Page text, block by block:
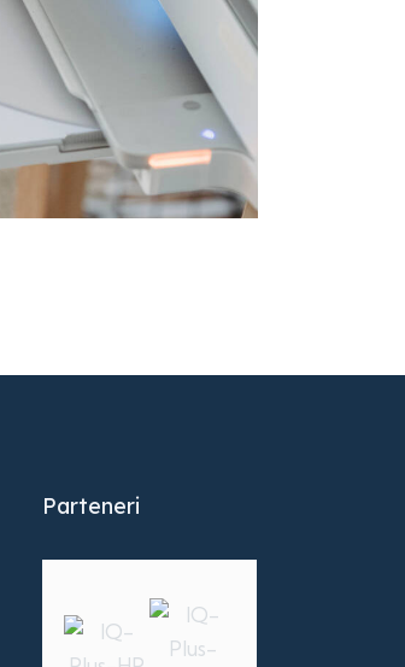
Parteneri